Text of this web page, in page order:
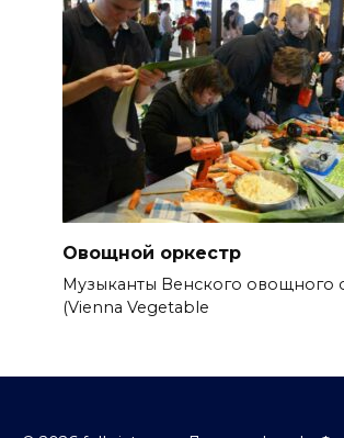
Овощной оркестр
Музыканты Венского овощного
(Vienna Vegetable